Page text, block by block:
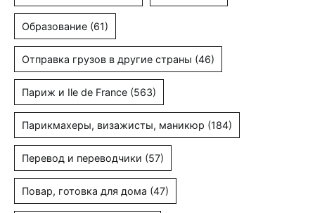
Образование (61)
Отправка грузов в другие страны (46)
Париж и Ile de France (563)
Парикмахеры, визажисты, маникюр (184)
Перевод и переводчики (57)
Повар, готовка для дома (47)